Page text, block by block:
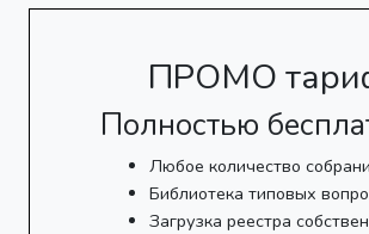
ПРОМО
Полностью
Любое количество
Библиотека типовых
Загрузка реестра